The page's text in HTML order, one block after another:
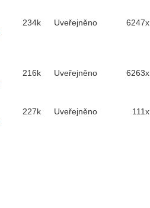
234k Uveřejněno 6247x
216k Uveřejněno 6263x
227k Uveřejněno 111x